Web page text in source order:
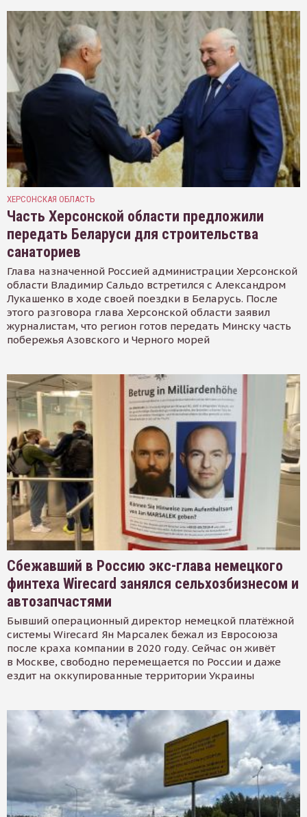
ХЕРСОНСКАЯ ОБЛАСТЬ
Часть Херсонской области предложили
передать Беларуси для строительства
санаториев
Глава назначенной Россией администрации Херсонской
области Владимир Сальдо встретился с Александром
Лукашенко в ходе своей поездки в Беларусь. После
этого разговора глава Херсонской области заявил
журналистам, что регион готов передать Минску часть
побережья Азовского и Черного морей
Сбежавший в Россию экс-глава немецкого
финтеха Wirecard занялся сельхозбизнесом и
автозапчастями
Бывший операционный директор немецкой платёжной
системы Wirecard Ян Марсалек бежал из Евросоюза
после краха компании в 2020 году. Сейчас он живёт
в Москве, свободно перемещается по России и даже
ездит на оккупированные территории Украины